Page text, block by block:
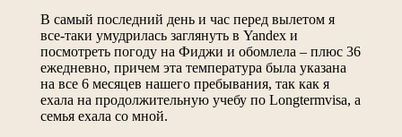
В самый последний день и час перед вылетом я
все-таки умудрилась заглянуть в Yandex и
посмотреть погоду на Фиджи и обомлела – плюс 36
ежедневно, причем эта температура была указана
на все 6 месяцев нашего пребывания, так как я
ехала на продолжительную учебу по Longtermvisa, а
семья ехала со мной.